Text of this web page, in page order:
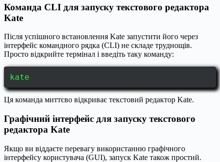
Команда CLI для запуску текстового редактора
Kate
Після успішного встановлення Kate запустити його через
інтерфейс командного рядка (CLI) не складе труднощів.
Просто відкрийте термінал і введіть таку команду:
kate
Ця команда миттєво відкриває текстовий редактор Kate.
Графічний інтерфейс для запуску текстового
редактора Kate
Якщо ви віддаєте перевагу використанню графічного
інтерфейсу користувача (GUI), запуск Kate також простий.